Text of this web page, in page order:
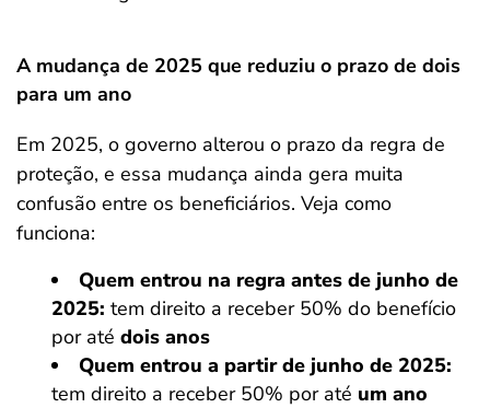
A mudança de 2025 que reduziu o prazo de dois
para um ano
Em 2025, o governo alterou o prazo da regra de
proteção, e essa mudança ainda gera muita
confusão entre os beneficiários. Veja como
funciona:
Quem entrou na regra antes de junho de
2025: tem direito a receber 50% do benefício
por até dois anos
Quem entrou a partir de junho de 2025:
tem direito a receber 50% por até um ano